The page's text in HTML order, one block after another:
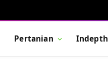
Pertanian Indepth